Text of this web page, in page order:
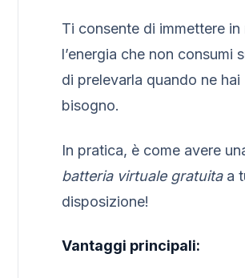
Ti consente di immettere in
l’energia che non consumi
di prelevarla quando ne hai
bisogno.
In pratica, è come avere
batteria virtuale gratuitaa
disposizione!
Vantaggi principali: